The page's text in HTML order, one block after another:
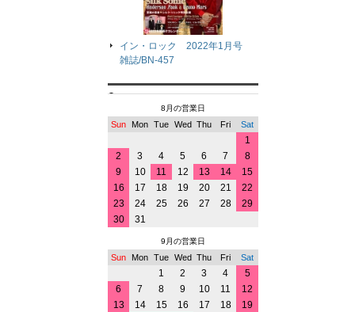
イン・ロック 2022年1月号
雑誌/BN-457
8月の営業日
Sun Mon Tue Wed Thu Fri Sat
1
2
3 4 5 6 7
8
9
10 11 12 13 14
15
16
17 18 19 20 21
22
23
24 25 26 27 28
29
30
31
9月の営業日
Sun Mon Tue Wed Thu Fri Sat
1 2 3 4
5
6
7 8 9 10 11
12
13
14 15 16 17 18
19